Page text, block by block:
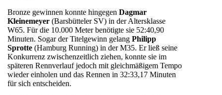
Bronze gewinnen konnte hingegenDagmar
Kleinemeyer (Barsbütteler SV) in der Altersklasse
W65. Für die 10.000 Meter benötigte sie 52:40,90
Minuten. Sogar der Titelgewinn gelangPhilipp
Sprotte (Hamburg Running) in der M35. Er ließ seine
Konkurrenz zwischenzeitlich ziehen, konnte sie im
späteren Rennverlauf jedoch mit gleichmäßigem Tempo
wieder einholen und das Rennen in 32:33,17 Minuten
für sich entscheiden.